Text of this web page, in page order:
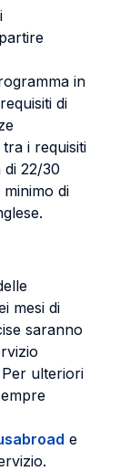
in
di
i requisiti
di 22/30
di
mesi di
saranno
ulteriori
e